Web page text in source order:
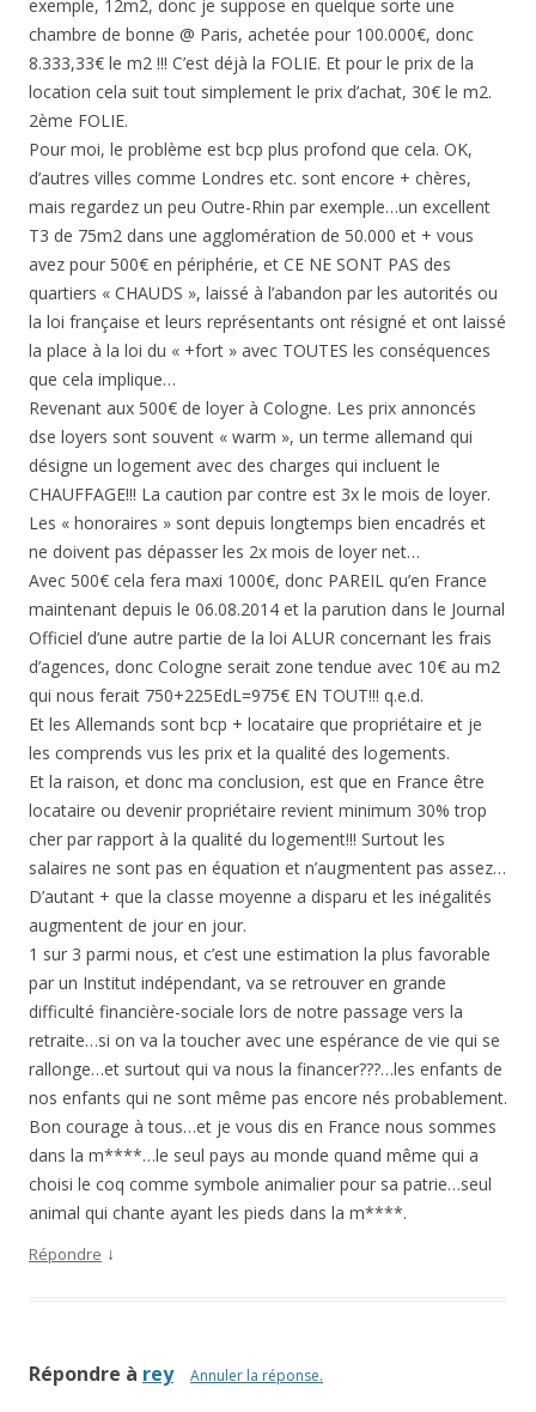
exemple, 12m2, donc je suppose en quelque sorte une
chambre de bonne @ Paris, achetée pour 100.000€, donc
8.333,33€ le m2 !!! C’est déjà la FOLIE. Et pour le prix de la
location cela suit tout simplement le prix d’achat, 30€ le m2.
2ème FOLIE.
Pour moi, le problème est bcp plus profond que cela. OK,
d’autres villes comme Londres etc. sont encore + chères,
mais regardez un peu Outre-Rhin par exemple…un excellent
T3 de 75m2 dans une agglomération de 50.000 et + vous
avez pour 500€ en périphérie, et CE NE SONT PAS des
quartiers « CHAUDS », laissé à l’abandon par les autorités ou
la loi française et leurs représentants ont résigné et ont laissé
la place à la loi du « +fort » avec TOUTES les conséquences
que cela implique…
Revenant aux 500€ de loyer à Cologne. Les prix annoncés
dse loyers sont souvent « warm », un terme allemand qui
désigne un logement avec des charges qui incluent le
CHAUFFAGE!!! La caution par contre est 3x le mois de loyer.
Les « honoraires » sont depuis longtemps bien encadrés et
ne doivent pas dépasser les 2x mois de loyer net…
Avec 500€ cela fera maxi 1000€, donc PAREIL qu’en France
maintenant depuis le 06.08.2014 et la parution dans le Journal
Officiel d’une autre partie de la loi ALUR concernant les frais
d’agences, donc Cologne serait zone tendue avec 10€ au m2
qui nous ferait 750+225EdL=975€ EN TOUT!!! q.e.d.
Et les Allemands sont bcp + locataire que propriétaire et je
les comprends vus les prix et la qualité des logements.
Et la raison, et donc ma conclusion, est que en France être
locataire ou devenir propriétaire revient minimum 30% trop
cher par rapport à la qualité du logement!!! Surtout les
salaires ne sont pas en équation et n’augmentent pas assez…
D’autant + que la classe moyenne a disparu et les inégalités
augmentent de jour en jour.
1 sur 3 parmi nous, et c’est une estimation la plus favorable
par un Institut indépendant, va se retrouver en grande
difficulté financière-sociale lors de notre passage vers la
retraite…si on va la toucher avec une espérance de vie qui se
rallonge…et surtout qui va nous la financer???…les enfants de
nos enfants qui ne sont même pas encore nés probablement.
Bon courage à tous…et je vous dis en France nous sommes
dans la m****…le seul pays au monde quand même qui a
choisi le coq comme symbole animalier pour sa patrie…seul
animal qui chante ayant les pieds dans la m****.
Répondre ↓
Répondre à rey Annuler la réponse.